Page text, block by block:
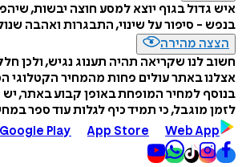
איש גדול בגוף יוצא למסע חוצה יבשות,
בנפש - סיפור על שינוי, התבגרות ואהבה
הצצה מהירה
חשוב לנו שקריאה תהיה תענוג נגיש, ולכן
אצלנו באתר עולים פחות מהמחיר הקטלוגי
בנוסף למחיר המופחת באופן קבוע באתר, יש
לזמן מוגבל, כי תמיד כיף לגלות עוד ספר
Google Play
App Store Web App